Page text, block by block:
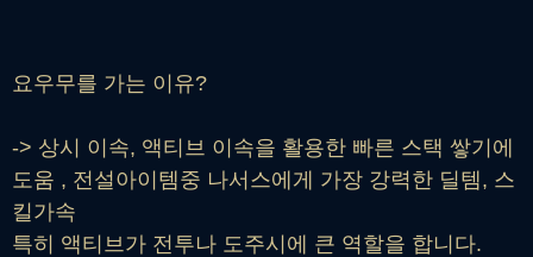
요우무를 가는 이유?
-> 상시 이속, 액티브 이속을 활용한 빠른 스택 쌓기에
도움 , 전설아이템중 나서스에게 가장 강력한 딜템, 스
킬가속
특히 액티브가 전투나 도주시에 큰 역할을 합니다.